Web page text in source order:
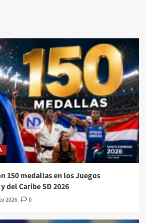
150 medallas en los Juegos
del Caribe SD 2026
2026 0